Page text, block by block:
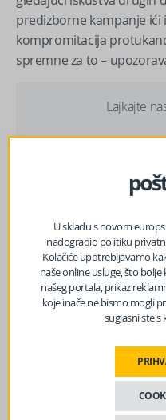
predizborne kampanje ići
kompromitacija
spremne za to –
Lajkajte
Ohrabrujućim smatra
Krivičnog zakona FBiH,
Izvor vijesti:haber.ba
Facebook
U skladu s novom
nadogradio politiku
Kolačiće upotrebljavamo
naše online usluge, što
našeg portala, prikaz
koje inače ne bismo mogli
suglasni ste s